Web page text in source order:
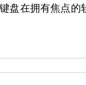
盘在拥有焦点的